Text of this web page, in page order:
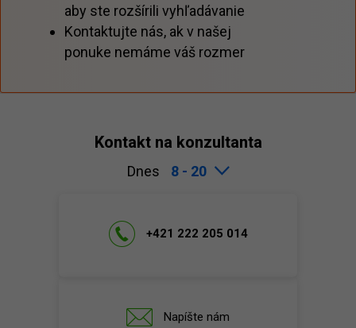
aby ste rozšírili vyhľadávanie
Kontaktujte nás, ak v našej
ponuke nemáme váš rozmer
Kontakt na konzultanta
Dnes 8 - 20
+421 222 205 014
Napíšte nám